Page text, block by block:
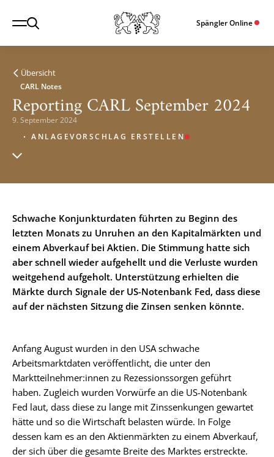
Spängler Online
Übersicht
CARL Notes
Reporting CARL September 2024
9. September 2024
ANLAGEVORSCHLAG ERSTELLEN
Schwache Konjunkturdaten führten zu Beginn des
letzten Monats zu Unruhen an den Kapitalmärkten und
einem Abverkauf bei Aktien. Die Stimmung hatte sich
aber schnell wieder aufgehellt und die Verluste wurden
weitgehend aufgeholt. Unterstützung erhielten die
Märkte durch Signale der US-Notenbank Fed, dass diese
auf der nächsten Sitzung die Zinsen senken könnte.
Anfang August wurden in den USA schwache
Arbeitsmarktdaten veröffentlicht, die unter den
Marktteilnehmer:innen zu Rezessionssorgen geführt
haben. Zugleich wurden Vorwürfe an die US-Notenbank
Fed laut, dass diese zu lange mit Zinssenkungen gewartet
hätte und so die Wirtschaft belasten würde. In Folge
dessen kam es an den Aktienmärkten zu einem Abverkauf,
der sich über die gesamte Breite des Marktes erstreckte.